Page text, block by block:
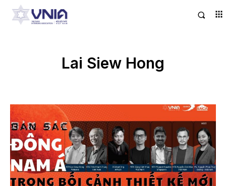
Lai Siew Hong